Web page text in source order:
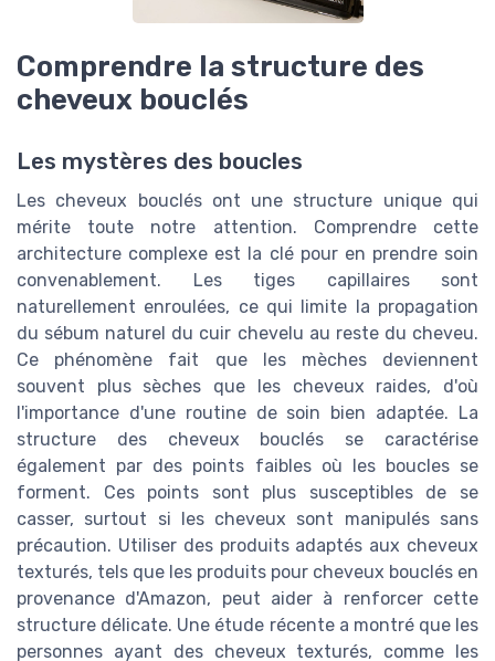
Comprendre la structure des
cheveux bouclés
Les mystères des boucles
Les cheveux bouclés ont une structure unique qui
mérite toute notre attention. Comprendre cette
architecture complexe est la clé pour en prendre soin
convenablement. Les tiges capillaires sont
naturellement enroulées, ce qui limite la propagation
du sébum naturel du cuir chevelu au reste du cheveu.
Ce phénomène fait que les mèches deviennent
souvent plus sèches que les cheveux raides, d'où
l'importance d'une routine de soin bien adaptée. La
structure des cheveux bouclés se caractérise
également par des points faibles où les boucles se
forment. Ces points sont plus susceptibles de se
casser, surtout si les cheveux sont manipulés sans
précaution. Utiliser des produits adaptés aux cheveux
texturés, tels que les produits pour cheveux bouclés en
provenance d'Amazon, peut aider à renforcer cette
structure délicate. Une étude récente a montré que les
personnes ayant des cheveux texturés, comme les